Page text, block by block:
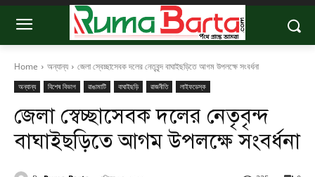
Home অন্যান্য জেলা স্বেচ্ছাসেবক দলের নেতৃবৃন্দ বাঘাইছড়িতে আগম উপলক্ষে সংবর্ধনা
অন্যান্য বিশেষ বিভাগ রাঙামাটি বাঘাইছড়ি রাজনীতি লাইফডেস্ক
জেলা স্বেচ্ছাসেবক দলের নেতৃবৃন্দ
বাঘাইছড়িতে আগম উপলক্ষে সংবর্ধনা